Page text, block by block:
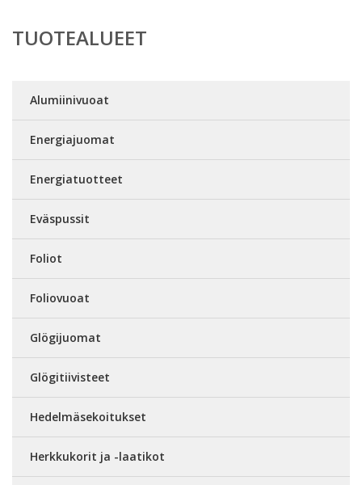
TUOTEALUEET
Alumiinivuoat
Energiajuomat
Energiatuotteet
Eväspussit
Foliot
Foliovuoat
Glögijuomat
Glögitiivisteet
Hedelmäsekoitukset
Herkkukorit ja -laatikot